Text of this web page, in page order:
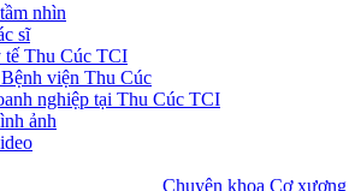
nhìn
sĩ
tế Thu Cúc TCI
viện Thu Cúc
nghiệp tại Thu Cúc TCI
ảnh
Chuyên khoa Cơ